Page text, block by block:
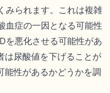
みられます。これは複雑
血症の一因となる可能性
を悪化させる可能性があ
は尿酸値を下げることが
能性があるかどうかを調